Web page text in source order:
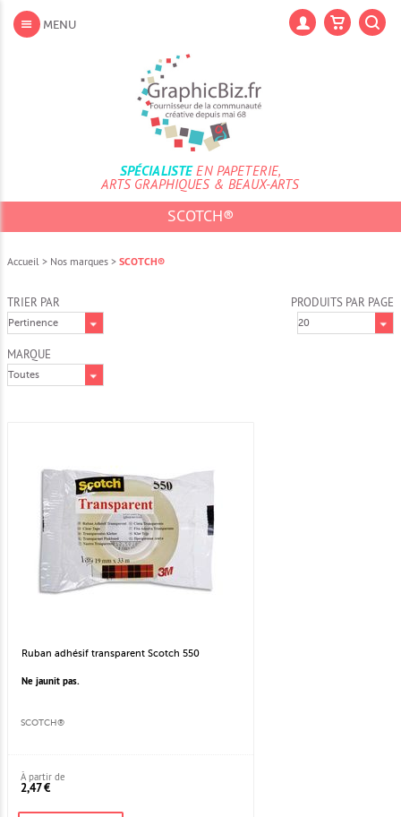
contenu
Aller
MENU
SPÉCIALISTEEN PAPETERIE,
ARTS GRAPHIQUES & BEAUX-ARTS
SCOTCH®
Accueil > Nos marques > SCOTCH®
TRIER PAR
MARQUE
PRODUITS PAR PAGE
Ruban adhésif transparent Scotch 550
Ne jaunit pas.
SCOTCH®
À partir de
2,47 €